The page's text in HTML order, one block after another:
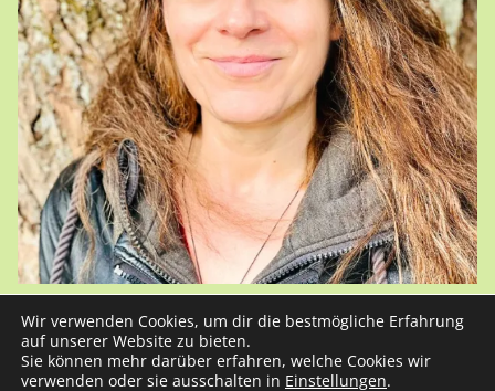
Kristin Heberlein © 2024 | All Rights Reserved |
Wir verwenden Cookies, um dir die bestmögliche Erfahrung
auf unserer Website zu bieten.
Sie können mehr darüber erfahren, welche Cookies wir
verwenden oder sie ausschalten in Einstellungen.